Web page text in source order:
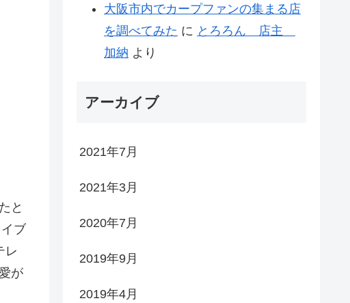
と
ブ
レ
が
大阪市内でカープファンの集まる店
を調べてみた に とろろん 店主
加納 より
アーカイブ
2021年7月
2021年3月
2020年7月
2019年9月
2019年4月